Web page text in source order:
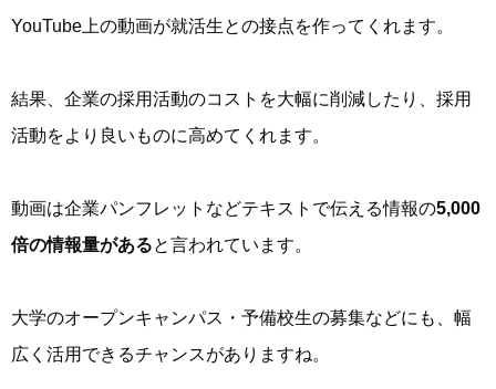
YouTube上の動画が就活生との接点を作ってくれます。
結果、企業の採用活動のコストを大幅に削減したり、採用
活動をより良いものに高めてくれます。
動画は企業パンフレットなどテキストで伝える情報の5,000
倍の情報量があると言われています。
大学のオープンキャンパス・予備校生の募集などにも、幅
広く活用できるチャンスがありますね。